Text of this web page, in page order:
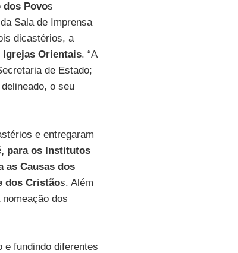
dos Povos
Sala de Imprensa
dicastérios, a
Igrejas Orientais. “A
de Estado;
o seu
e entregaram
para os Institutos
as Causas dos
dos Cristãos. Além
dos
fundindo diferentes